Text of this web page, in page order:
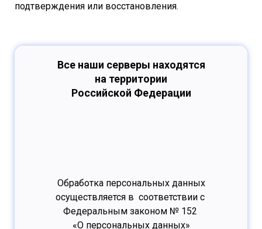
подтверждения или восстановления.
Все наши серверы находятся
на территории
Российской Федерации
Обработка персональных данных
осуществляется в соответствии с
Федеральным законом № 152
«О персональных данных»